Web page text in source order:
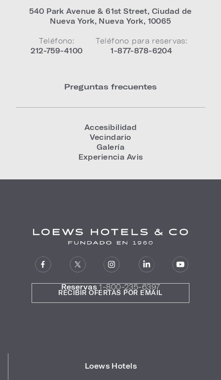
540 Park Avenue & 61st Street, Ciudad de
Nueva York, Nueva York, 10065
Teléfono:
212-759-4100
Teléfono para reservas:
1-877-878-6204
Preguntas frecuentes
Accesibilidad
Vecindario
Galería
Experiencia Avis
Reservas 1-800-235-6397
Loews Hotels
RECIBIR OFERTAS POR EMAIL